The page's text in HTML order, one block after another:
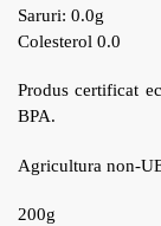
Saruri: 0.0g
Colesterol 0.0
Produs certificat
BPA.
Agricultura non-
200g